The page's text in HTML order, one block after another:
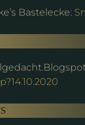
Bastelecke: